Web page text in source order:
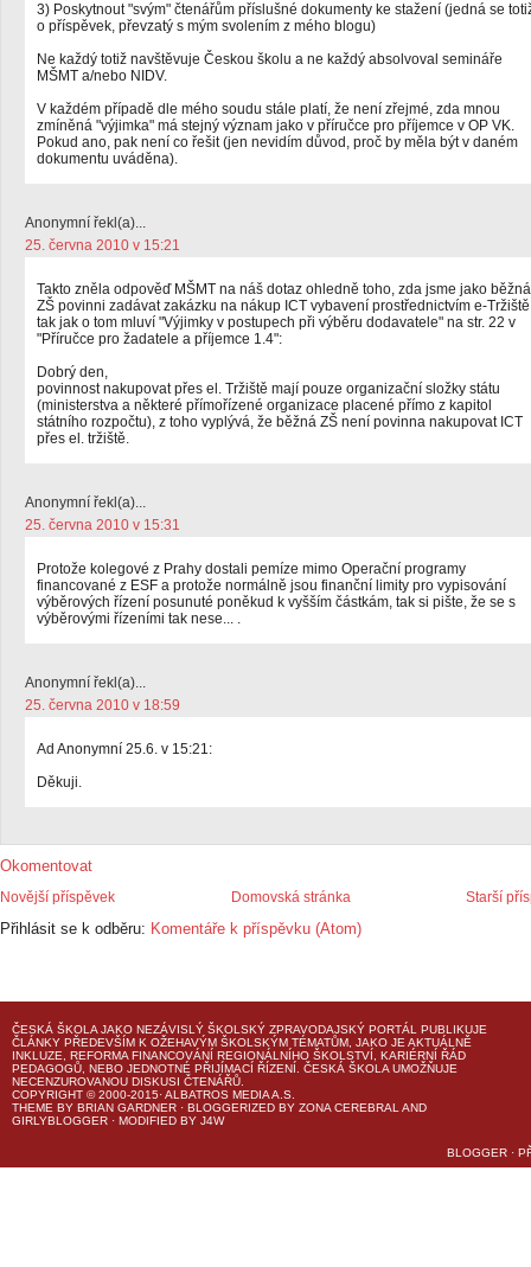
3) Poskytnout "svým" čtenářům příslušné dokumenty ke stažení (jedná se
o příspěvek, převzatý s mým svolením z mého blogu)
Ne každý totiž navštěvuje Českou školu a ne každý absolvoval semináře
MŠMT a/nebo NIDV.
V každém případě dle mého soudu stále platí, že není zřejmé, zda mnou
zmíněná "výjimka" má stejný význam jako v příručce pro příjemce v OP VK.
Pokud ano, pak není co řešit (jen nevidím důvod, proč by měla být v daném
dokumentu uváděna).
Anonymní řekl(a)...
25. června 2010 v 15:21
Takto zněla odpověď MŠMT na náš dotaz ohledně toho, zda jsme jako běžná
ZŠ povinni zadávat zakázku na nákup ICT vybavení prostřednictvím e-
tak jak o tom mluví "Výjimky v postupech při výběru dodavatele" na str. 22 v
"Příručce pro žadatele a příjemce 1.4":
Dobrý den,
povinnost nakupovat přes el. Tržiště mají pouze organizační složky státu
(ministerstva a některé přímořízené organizace placené přímo z kapitol
státního rozpočtu), z toho vyplývá, že běžná ZŠ není povinna nakupovat ICT
přes el. tržiště.
Anonymní řekl(a)...
25. června 2010 v 15:31
Protože kolegové z Prahy dostali pemíze mimo Operační programy
financované z ESF a protože normálně jsou finanční limity pro vypisování
výběrových řízení posunuté poněkud k vyšším částkám, tak si pište, že se s
výběrovými řízeními tak nese... .
Anonymní řekl(a)...
25. června 2010 v 18:59
Ad Anonymní 25.6. v 15:21:
Děkuji.
Okomentovat
Novější příspěvek Starší
Domovská stránka
Přihlásit se k odběru: Komentáře k příspěvku (Atom)
ČESKÁ ŠKOLA JAKO NEZÁVISLÝ ŠKOLSKÝ ZPRAVODAJSKÝ PORTÁL PUBLIKUJE
ČLÁNKY PŘEDEVŠÍM K OŽEHAVÝM ŠKOLSKÝM TÉMATŮM, JAKO JE AKTUÁLNĚ
INKLUZE, REFORMA FINANCOVÁNÍ REGIONÁLNÍHO ŠKOLSTVÍ, KARIÉRNÍ ŘÁD
PEDAGOGŮ, NEBO JEDNOTNÉ PŘIJÍMACÍ ŘÍZENÍ. ČESKÁ ŠKOLA UMOŽŇUJE
NECENZUROVANOU DISKUSI ČTENÁŘŮ.
COPYRIGHT © 2000-2015· ALBATROS MEDIA A.S.
THEME BY BRIAN GARDNER · BLOGGERIZED BY ZONA CEREBRAL AND
GIRLYBLOGGER · MODIFIED BY J4W
BLOGGER ·